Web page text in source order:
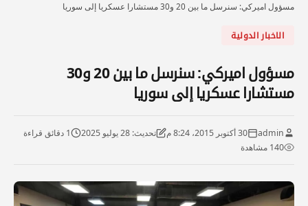
مسؤول اميركي: سنرسل ما بين 20 و30 مستشارا عسكريا إلى سوريا
الاخبار الدولية
مسؤول اميركي: سنرسل ما بين 20 و30
مستشارا عسكريا إلى سوريا
admin 30 أكتوبر 2015، 8:24 م تحديث: 28 يوليو 2025
1 دقائق قراءة
140 مشاهدة